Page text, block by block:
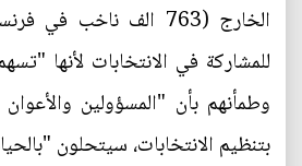
الخارج (763 الف ناخب
للمشاركة في الانتخابات لأنها
وطمأنهم بأن "المسؤولين والأعوان
بتنظيم الانتخابات، سيتحلون